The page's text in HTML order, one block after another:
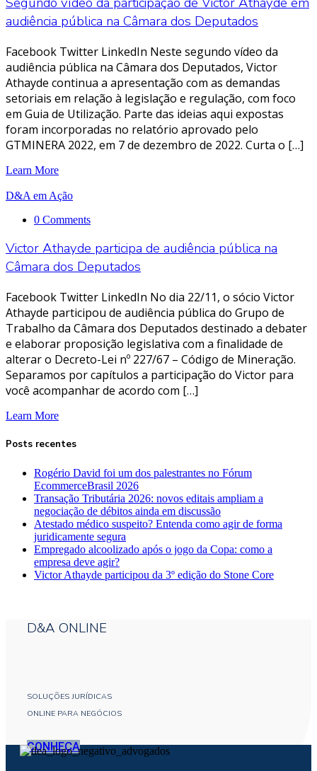
audiência pública na Câmara dos Deputados
Facebook Twitter LinkedIn Neste segundo vídeo da
audiência pública na Câmara dos Deputados, Victor
Athayde continua a apresentação com as demandas
setoriais em relação à legislação e regulação, com foco
em Guia de Utilização. Parte das ideias aqui expostas
foram incorporadas no relatório aprovado pelo
GTMINERA 2022, em 7 de dezembro de 2022. Curta o […]
Learn More
D&A em Ação
0 Comments
Victor Athayde participa de audiência pública na
Câmara dos Deputados
Facebook Twitter LinkedIn No dia 22/11, o sócio Victor
Athayde participou de audiência pública do Grupo de
Trabalho da Câmara dos Deputados destinado a debater
e elaborar proposição legislativa com a finalidade de
alterar o Decreto-Lei nº 227/67 – Código de Mineração.
Separamos por capítulos a participação do Victor para
você acompanhar de acordo com […]
Learn More
Posts recentes
Rogério David foi um dos palestrantes no Fórum
EcommerceBrasil 2026
Transação Tributária 2026: novos editais ampliam a
negociação de débitos ainda em discussão
Atestado médico suspeito? Entenda como agir de forma
juridicamente segura
Empregado alcoolizado após o jogo da Copa: como a
empresa deve agir?
Victor Athayde participou da 3º edição do Stone Core
D&A ONLINE
SOLUÇÕES JURÍDICAS
ONLINE PARA NEGÓCIOS
CONHEÇA